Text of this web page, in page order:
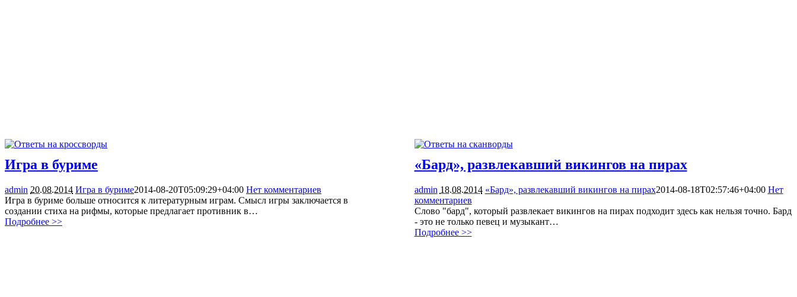
Игра в буриме
admin 20.08.2014 Игра в буриме2014-08-20T05:09:29+04:00 Нет комментариев
Игра в буриме больше относится к литературным играм. Смысл игры заключается в
создании стиха на рифмы, которые предлагает противник в…
Подробнее >>
«Бард», развлекавший викингов на пирах
admin 18.08.2014 «Бард», развлекавший викингов на пирах2014-08-18T02:57:46+04:00 Нет
комментариев
Слово "бард", который развлекает викингов на пирах подходит здесь как нельзя точно. Бард
- это не только певец и музыкант…
Подробнее >>